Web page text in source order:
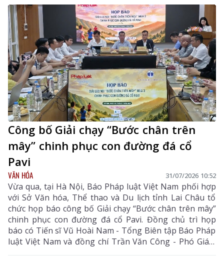
Công bố Giải chạy “Bước chân trên
mây” chinh phục con đường đá cổ
Pavi
VĂN HÓA 31/07/2026 10:52
Vừa qua, tại Hà Nội, Báo Pháp luật Việt Nam phối hợp
với Sở Văn hóa, Thể thao và Du lịch tỉnh Lai Châu tổ
chức họp báo công bố Giải chạy “Bước chân trên mây”
chinh phục con đường đá cổ Pavi. Đồng chủ trì họp
báo có Tiến sĩ Vũ Hoài Nam - Tổng Biên tập Báo Pháp
luật Việt Nam và đồng chí Trần Văn Công - Phó Giám
đốc Sở Văn hóa, Thể thao và Du lịch tỉnh Lai Châu.